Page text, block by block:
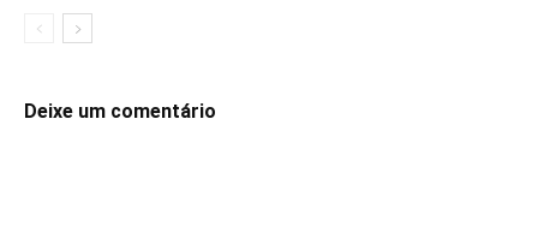
Deixe um comentário